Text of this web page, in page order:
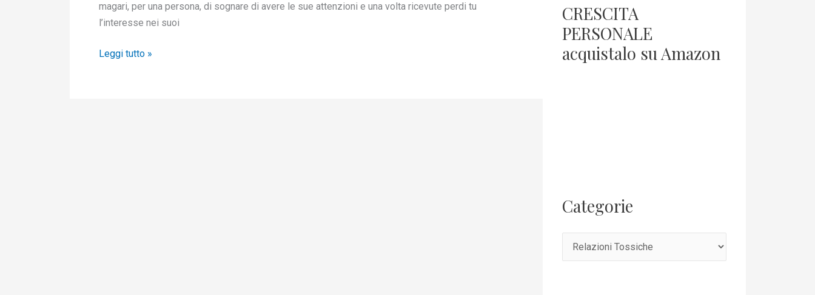
magari, per una persona, di sognare di avere le sue attenzioni e una volta ricevute perdi tu
l’interesse nei suoi
Leggi tutto »
CRESCITA
PERSONALE
acquistalo su Amazon
Categorie